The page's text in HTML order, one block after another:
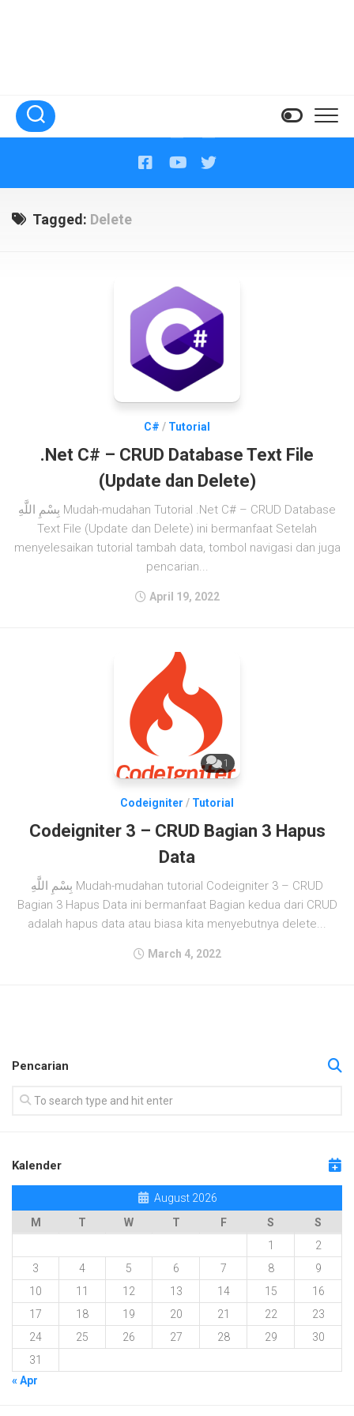
Tagged: Delete
C# / Tutorial
.Net C# – CRUD Database Text File
(Update dan Delete)
بِسْمِ اللَّهِ Mudah-mudahan Tutorial .Net C# – CRUD Database
Text File (Update dan Delete) ini bermanfaat Setelah
menyelesaikan tutorial tambah data, tombol navigasi dan juga
pencarian...
April 19, 2022
1
Codeigniter / Tutorial
Codeigniter 3 – CRUD Bagian 3 Hapus
Data
بِسْمِ اللَّهِ Mudah-mudahan tutorial Codeigniter 3 – CRUD
Bagian 3 Hapus Data ini bermanfaat Bagian kedua dari CRUD
adalah hapus data atau biasa kita menyebutnya delete...
March 4, 2022
Pencarian
Kalender
August 2026
M
T W T F S
S
1
2
3
4 5 6 7 8
9
10
11 12 13 14 15
16
17
18 19 20 21 22
23
24
25 26 27 28 29
30
31
« Apr